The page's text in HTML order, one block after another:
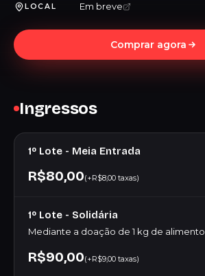
LOCAL Em breve
Comprar agora
Ingressos
1º Lote - Meia Entrada
R$80,00(+R$8,00 taxas)
1º Lote - Solidária
Mediante a doação de 1 kg de alimento
R$90,00(+R$9,00 taxas)